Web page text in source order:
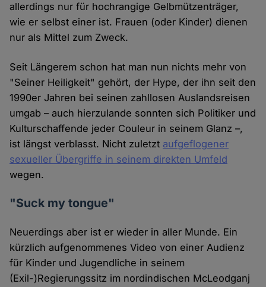
allerdings nur für hochrangige Gelbmützenträger,
wie er selbst einer ist. Frauen (oder Kinder) dienen
nur als Mittel zum Zweck.
Seit Längerem schon hat man nun nichts mehr von
"Seiner Heiligkeit" gehört, der Hype, der ihn seit den
1990er Jahren bei seinen zahllosen Auslandsreisen
umgab – auch hierzulande sonnten sich Politiker und
Kulturschaffende jeder Couleur in seinem Glanz –,
ist längst verblasst. Nicht zuletzt aufgeflogener
sexueller Übergriffe in seinem direkten Umfeld
wegen.
"Suck my tongue"
Neuerdings aber ist er wieder in aller Munde. Ein
kürzlich aufgenommenes Video von einer Audienz
für Kinder und Jugendliche in seinem
(Exil-)Regierungssitz im nordindischen McLeodganj